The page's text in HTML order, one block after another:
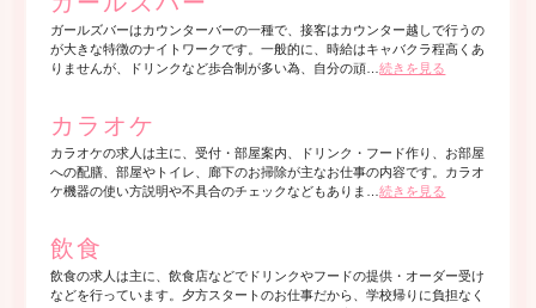
ガールズバーはカウンターバーの一種で、接客はカウンター越しで行うの
が大きな特徴のナイトワークです。一般的に、時給はキャバクラ程高くあ
りませんが、ドリンクなど歩合制が多い為、自分の頑…続きを見る
カラオケ
カラオケの求人は主に、受付・部屋案内、ドリンク・フード作り、お部屋
への配膳、部屋やトイレ、廊下のお掃除が主なお仕事の内容です。カラオ
ケ機器の使い方説明や不具合のチェックなどもありま…続きを見る
飲食
飲食の求人は主に、飲食店などでドリンクやフードの提供・オーダー受け
などを行っています。夕方スタートのお仕事だから、学校帰りに負担なく